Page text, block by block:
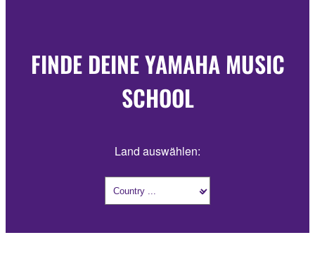
FINDE DEINE YAMAHA MUSIC
SCHOOL
Land auswählen: